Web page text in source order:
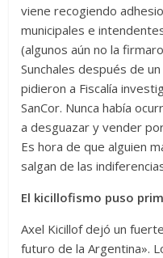
viene recogiendo
municipales e
(algunos aún no la
Sunchales después de
pidieron a Fiscalía
SanCor. Nunca había
a desguazar y vender
Es hora de que alguien
salgan de las
El kicillofismo puso
Axel Kicillof dejó un
futuro de la Argentina».